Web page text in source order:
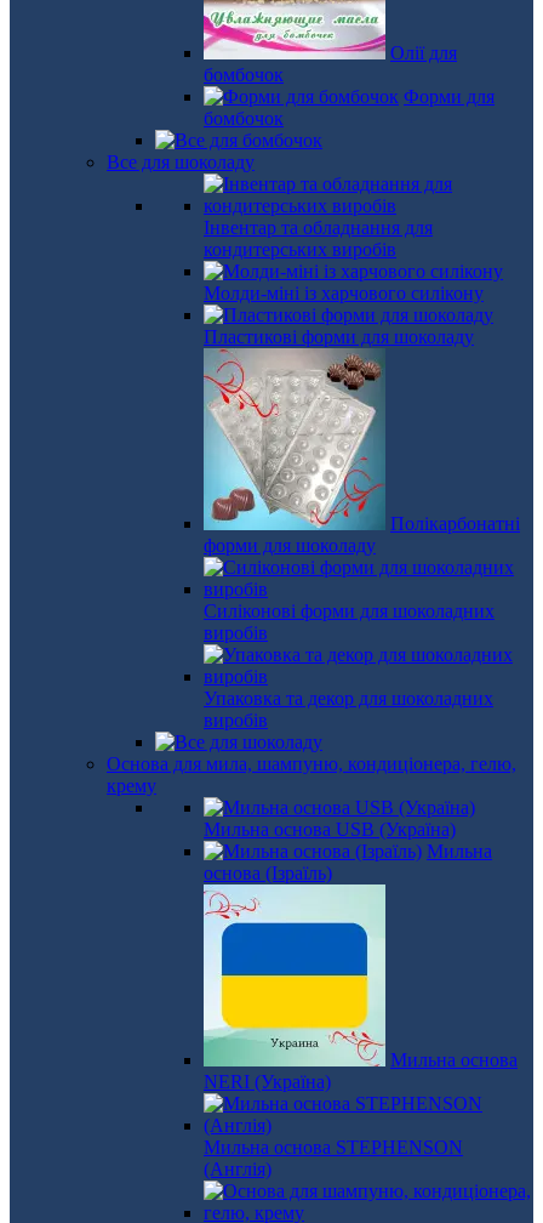
Олії для
бомбочок
Форми для
бомбочок
Все для шоколаду
Інвентар та обладнання для
кондитерських виробів
Молди-міні із харчового силікону
Пластикові форми для шоколаду
Полікарбонатні
форми для шоколаду
Силіконові форми для шоколадних
виробів
Упаковка та декор для шоколадних
виробів
Основа для мила, шампуню, кондиціонера, гелю,
крему
Мильна основа USB (Україна)
Мильна
основа (Ізраїль)
Мильна основа
NERI (Україна)
Мильна основа STEPHENSON
(Англія)